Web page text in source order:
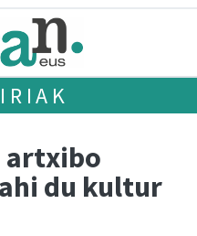
artxibo
du kultur